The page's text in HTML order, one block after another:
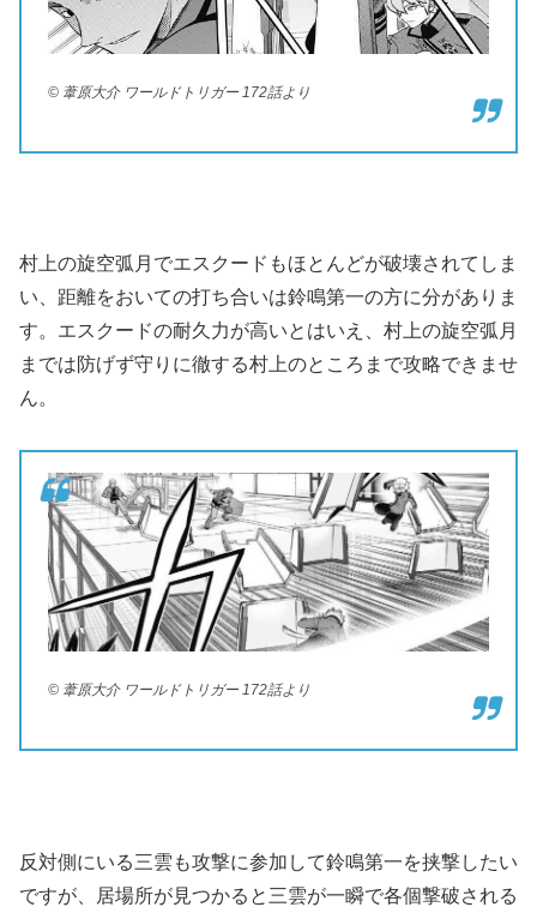
© 葦原大介 ワールドトリガー 172話より
村上の旋空弧月でエスクードもほとんどが破壊されてしま
い、距離をおいての打ち合いは鈴鳴第一の方に分がありま
す。エスクードの耐久力が高いとはいえ、村上の旋空弧月
までは防げず守りに徹する村上のところまで攻略できませ
ん。
© 葦原大介 ワールドトリガー 172話より
反対側にいる三雲も攻撃に参加して鈴鳴第一を挟撃したい
ですが、居場所が見つかると三雲が一瞬で各個撃破される